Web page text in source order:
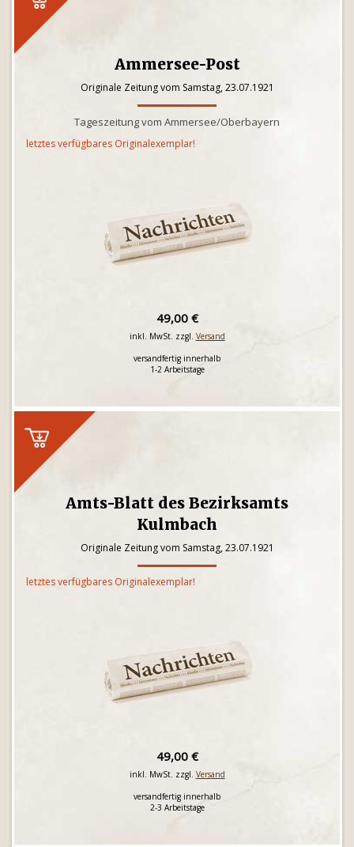
Ammersee-Post
Originale Zeitung vom Samstag, 23.07.1921
Tageszeitung vom Ammersee/Oberbayern
letztes verfügbares Originalexemplar!
49,00 €
inkl. MwSt. zzgl. Versand
versandfertig innerhalb
1-2 Arbeitstage
Amts-Blatt des Bezirksamts
Kulmbach
Originale Zeitung vom Samstag, 23.07.1921
letztes verfügbares Originalexemplar!
49,00 €
inkl. MwSt. zzgl. Versand
versandfertig innerhalb
2-3 Arbeitstage